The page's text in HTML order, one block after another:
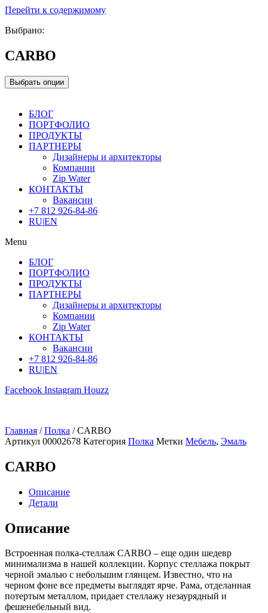
Перейти к содержимому
Выбрано:
CARBO
Выбрать опции
БЛОГ
ПОРТФОЛИО
ПРОДУКТЫ
ПАРТНЕРЫ
Дизайнеры и архитекторы
Компании
Zip Water
КОНТАКТЫ
Вакансии
+7 812 926-84-86
RU|EN
Menu
БЛОГ
ПОРТФОЛИО
ПРОДУКТЫ
ПАРТНЕРЫ
Дизайнеры и архитекторы
Компании
Zip Water
КОНТАКТЫ
Вакансии
+7 812 926-84-86
RU|EN
Facebook Instagram Houzz
Главная /Полка / CARBO
Артикул 00002678 Категория Полка Метки Мебель, Эмаль
CARBO
Описание
Детали
Описание
Встроенная полка-стеллаж CARBO – еще один шедевр
минимализма в нашей коллекции. Корпус стеллажа покрыт
черной эмалью с небольшим глянцем. Известно, что на
черном фоне все предметы выглядят ярче. Рама, отделанная
потертым металлом, придает стеллажу незаурядный и
фешенебельный вид.